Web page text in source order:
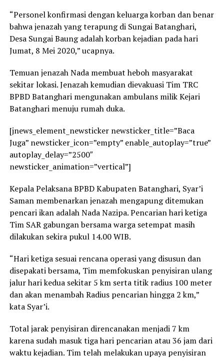
“Personel konfirmasi dengan keluarga korban dan benar
bahwa jenazah yang terapung di Sungai Batanghari,
Desa Sungai Baung adalah korban kejadian pada hari
Jumat, 8 Mei 2020,” ucapnya.
Temuan jenazah Nada membuat heboh masyarakat
sekitar lokasi. Jenazah kemudian dievakuasi Tim TRC
BPBD Batanghari mengunakan ambulans milik Kejari
Batanghari menuju rumah duka.
[jnews_element_newsticker newsticker_title=”Baca
Juga” newsticker_icon=”empty” enable_autoplay=”true”
autoplay_delay=”2500″
newsticker_animation=”vertical”]
Kepala Pelaksana BPBD Kabupaten Batanghari, Syar’i
Saman membenarkan jenazah mengapung ditemukan
pencari ikan adalah Nada Nazipa. Pencarian hari ketiga
Tim SAR gabungan bersama warga setempat masih
dilakukan sekira pukul 14.00 WIB.
“Hari ketiga sesuai rencana operasi yang disusun dan
disepakati bersama, Tim memfokuskan penyisiran ulang
jalur hari kedua sekitar 5 km serta titik radius 100 meter
dan akan menambah Radius pencarian hingga 2 km,”
kata Syar’i.
Total jarak penyisiran direncanakan menjadi 7 km
karena sudah masuk tiga hari pencarian atau 36 jam dari
waktu kejadian. Tim telah melakukan upaya penyisiran